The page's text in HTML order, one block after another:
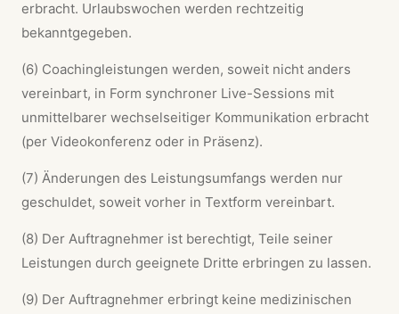
erbracht. Urlaubswochen werden rechtzeitig
bekanntgegeben.
(6) Coachingleistungen werden, soweit nicht anders
vereinbart, in Form synchroner Live-Sessions mit
unmittelbarer wechselseitiger Kommunikation erbracht
(per Videokonferenz oder in Präsenz).
(7) Änderungen des Leistungsumfangs werden nur
geschuldet, soweit vorher in Textform vereinbart.
(8) Der Auftragnehmer ist berechtigt, Teile seiner
Leistungen durch geeignete Dritte erbringen zu lassen.
(9) Der Auftragnehmer erbringt keine medizinischen